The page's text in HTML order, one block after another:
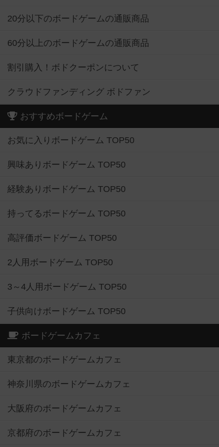
20分以下のボードゲームの通販商品
60分以上のボードゲームの通販商品
割引購入！ボドクーポンについて
クラウドファンディング ボドファン
おすすめボードゲーム
お気に入りボードゲーム TOP50
興味ありボードゲーム TOP50
経験ありボードゲーム TOP50
持ってるボードゲーム TOP50
高評価ボードゲーム TOP50
2人用ボードゲーム TOP50
3～4人用ボードゲーム TOP50
子供向けボードゲーム TOP50
ボードゲームカフェ
東京都のボードゲームカフェ
神奈川県のボードゲームカフェ
大阪府のボードゲームカフェ
京都府のボードゲームカフェ